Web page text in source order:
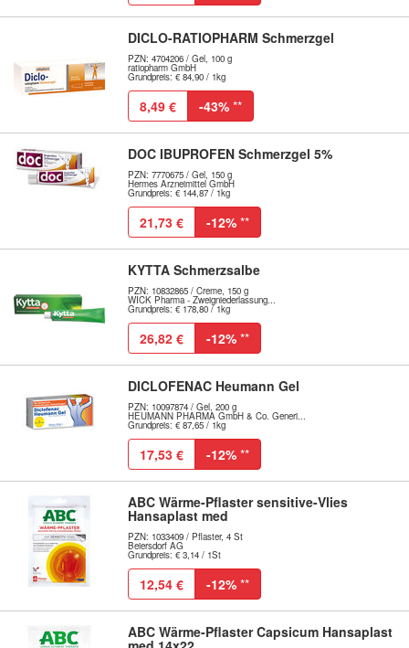
DICLO-RATIOPHARM Schmerzgel
PZN: 4704206 / Gel, 100 g
ratiopharm GmbH
Grundpreis: € 84,90 / 1kg
8,49 € -43% **
DOC IBUPROFEN Schmerzgel 5%
PZN: 7770675 / Gel, 150 g
Hermes Arzneimittel GmbH
Grundpreis: € 144,87 / 1kg
21,73 € -12% **
KYTTA Schmerzsalbe
PZN: 10832865 / Creme, 150 g
WICK Pharma - Zweigniederlassung...
Grundpreis: € 178,80 / 1kg
26,82 € -12% **
DICLOFENAC Heumann Gel
PZN: 10097874 / Gel, 200 g
HEUMANN PHARMA GmbH & Co. Generi...
Grundpreis: € 87,65 / 1kg
17,53 € -12% **
ABC Wärme-Pflaster sensitive-Vlies
Hansaplast med
PZN: 1033409 / Pflaster, 4 St
Beiersdorf AG
Grundpreis: € 3,14 / 1St
12,54 € -12% **
ABC Wärme-Pflaster Capsicum Hansaplast